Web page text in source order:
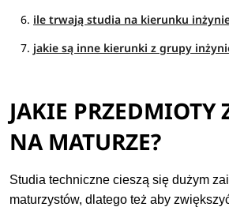
ile trwają studia na kierunku
jakie są inne kierunki z grupy
JAKIE PRZEDMIOTY
NA MATURZE?
Studia techniczne cieszą się dużym
maturzystów, dlatego też aby